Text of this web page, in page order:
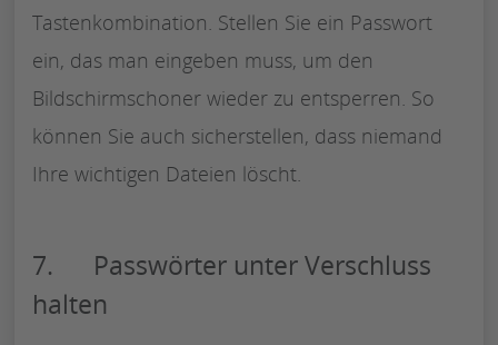
Tastenkombination. Stellen Sie ein Passwort
ein, das man eingeben muss, um den
Bildschirmschoner wieder zu entsperren. So
können Sie auch sicherstellen, dass niemand
Ihre wichtigen Dateien löscht.
7. Passwörter unter Verschluss
halten